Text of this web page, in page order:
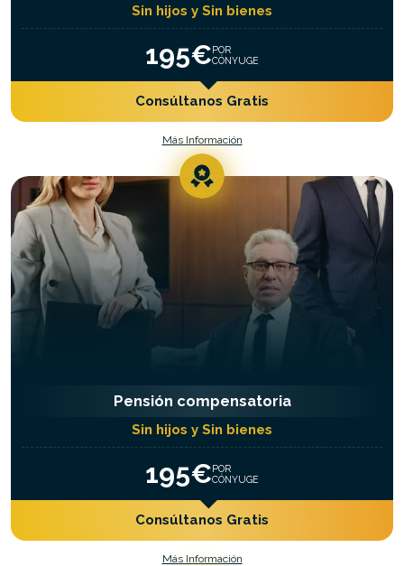
Sin hijos y Sin bienes
195€POR
CÓNYUGE
Consúltanos Gratis
Más Información
Pensión compensatoria
Sin hijos y Sin bienes
195€POR
CÓNYUGE
Consúltanos Gratis
Más Información